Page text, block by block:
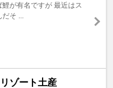
が有名ですが 最近はス
そ ...
ゾート土産